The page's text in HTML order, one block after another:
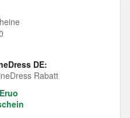
DE:
Rabatt